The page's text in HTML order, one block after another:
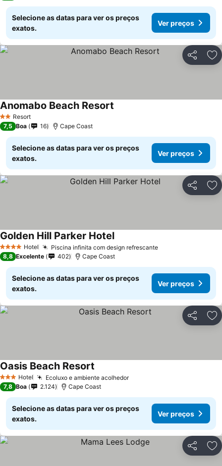
Selecione as datas para ver os preços
exatos.
Ver preços
Partilhar
2 Estrelas
Resort
Anomabo Beach Resort
7,5 Boa 16 Cape Coast
Selecione as datas para ver os preços
exatos.
Ver preços
Partilhar
4 EstrelasHotel Piscina infinita com design refrescante
Golden Hill Parker Hotel
8,8 Excelente 402 Cape Coast
Selecione as datas para ver os preços
exatos.
Ver preços
Partilhar
3 EstrelasHotel Ecoluxo e ambiente acolhedor
Oasis Beach Resort
7,8 Boa 2.124 Cape Coast
Selecione as datas para ver os preços
exatos.
Ver preços
Partilhar